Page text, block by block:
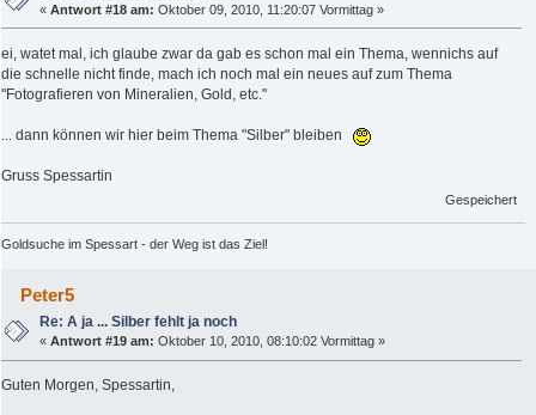
«Antwort #18 am: Oktober 09, 2010, 11:20:07 Vormittag »
ei, watet mal, ich glaube zwar da gab es schon mal ein Thema, wennichs auf
die schnelle nicht finde, mach ich noch mal ein neues auf zum Thema
"Fotografieren von Mineralien, Gold, etc."
... dann können wir hier beim Thema "Silber" bleiben
Gruss Spessartin
Gespeichert
Goldsuche im Spessart - der Weg ist das Ziel!
Peter5
Re: A ja ... Silber fehlt ja noch
«Antwort #19 am: Oktober 10, 2010, 08:10:02 Vormittag »
Guten Morgen, Spessartin,